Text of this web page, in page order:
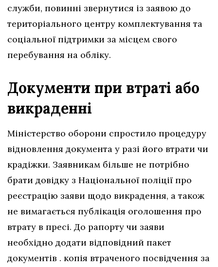
служби, повинні звернутися із заявою до
територіального центру комплектування та
соціальної підтримки за місцем свого
перебування на обліку.
Документи при втраті або
викраденні
Міністерство оборони спростило процедуру
відновлення документа у разі його втрати чи
крадіжки. Заявникам більше не потрібно
брати довідку з Національної поліції про
реєстрацію заяви щодо викрадення, а також
не вимагається публікація оголошення про
втрату в пресі. До рапорту чи заяви
необхідно додати відповідний пакет
документів . копія втраченого посвідчення за